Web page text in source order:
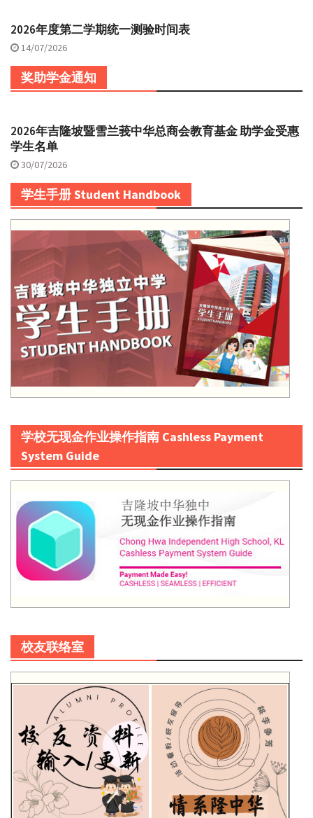
2026年度第二学期统一测验时间表
14/07/2026
奖助学金通知
2026年吉隆坡暨雪兰莪中华总商会教育基金 助学金受惠
学生名单
30/07/2026
学生手册 Student Handbook
学校无现金作业操作指南 Cashless Payment
System Guide
校友联络室